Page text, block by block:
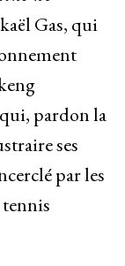
Gas, qui
pardon la
ses
par les
tennis